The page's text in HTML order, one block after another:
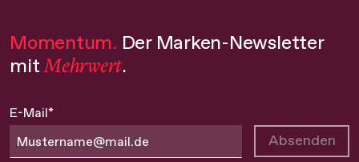
Momentum. Der Marken-Newsletter
mit Mehrwert.
E-Mail*
Absenden